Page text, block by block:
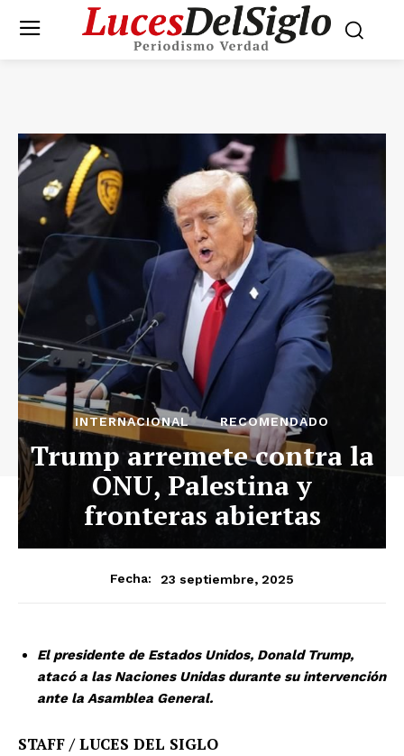
INTERNACIONAL RECOMENDADO
Trump arremete contra la
ONU, Palestina y
fronteras abiertas
Fecha: 23 septiembre, 2025
El presidente de Estados Unidos, Donald Trump,
atacó a las Naciones Unidas durante su intervención
ante la Asamblea General.
STAFF / LUCES DEL SIGLO